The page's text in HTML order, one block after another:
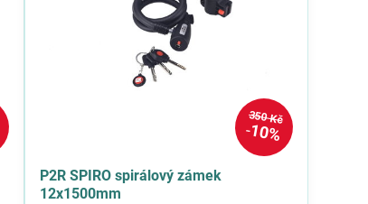
350 Kč
10%
P2R SPIRO spirálový zámek
12x1500mm